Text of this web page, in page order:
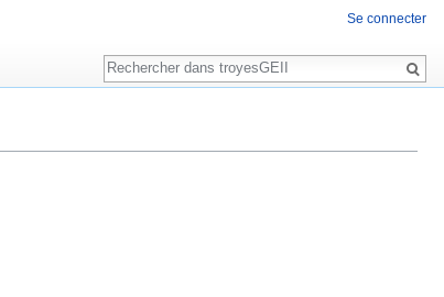
Se connecter
Rechercher